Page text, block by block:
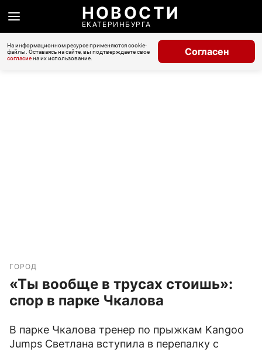
НОВОСТИ
ЕКАТЕРИНБУРГА
На информационном ресурсе применяются cookie-
файлы. Оставаясь на сайте, вы подтверждаете свое
согласиена их использование.
Согласен
ГОРОД
«Ты вообще в трусах стоишь»:
спор в парке Чкалова
В парке Чкалова тренер по прыжкам Kangoo
Jumps Светлана вступила в перепалку с